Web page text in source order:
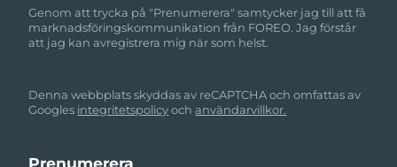
Genom att trycka på "Prenumerera" samtycker jag till att få
marknadsföringskommunikation från FOREO. Jag förstår
att jag kan avregistrera mig när som helst.
Denna webbplats skyddas av reCAPTCHA och omfattas av
Googles integritetspolicyochanvändarvillkor.